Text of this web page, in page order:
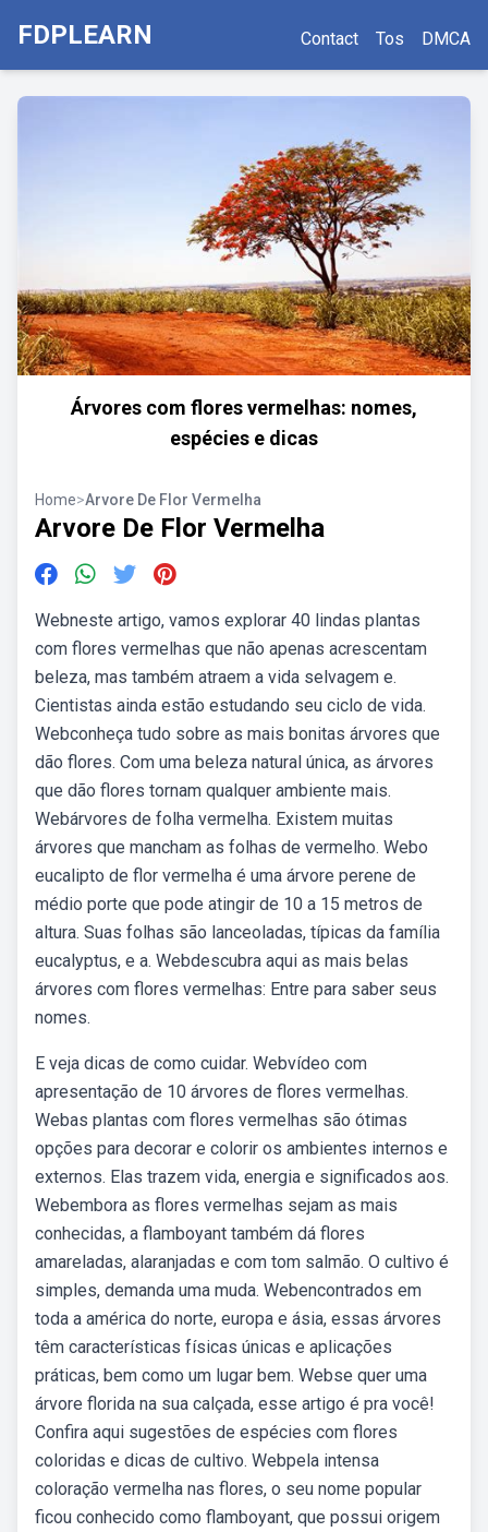
FDPLEARN Contact Tos DMCA
Árvores com flores vermelhas: nomes,
espécies e dicas
Home>Arvore De Flor Vermelha
Arvore De Flor Vermelha
Webneste artigo, vamos explorar 40 lindas plantas
com flores vermelhas que não apenas acrescentam
beleza, mas também atraem a vida selvagem e.
Cientistas ainda estão estudando seu ciclo de vida.
Webconheça tudo sobre as mais bonitas árvores que
dão flores. Com uma beleza natural única, as árvores
que dão flores tornam qualquer ambiente mais.
Webárvores de folha vermelha. Existem muitas
árvores que mancham as folhas de vermelho. Webo
eucalipto de flor vermelha é uma árvore perene de
médio porte que pode atingir de 10 a 15 metros de
altura. Suas folhas são lanceoladas, típicas da família
eucalyptus, e a. Webdescubra aqui as mais belas
árvores com flores vermelhas: Entre para saber seus
nomes.
E veja dicas de como cuidar. Webvídeo com
apresentação de 10 árvores de flores vermelhas.
Webas plantas com flores vermelhas são ótimas
opções para decorar e colorir os ambientes internos e
externos. Elas trazem vida, energia e significados aos.
Webembora as flores vermelhas sejam as mais
conhecidas, a flamboyant também dá flores
amareladas, alaranjadas e com tom salmão. O cultivo é
simples, demanda uma muda. Webencontrados em
toda a américa do norte, europa e ásia, essas árvores
têm características físicas únicas e aplicações
práticas, bem como um lugar bem. Webse quer uma
árvore florida na sua calçada, esse artigo é pra você!
Confira aqui sugestões de espécies com flores
coloridas e dicas de cultivo. Webpela intensa
coloração vermelha nas flores, o seu nome popular
ficou conhecido como flamboyant, que possui origem